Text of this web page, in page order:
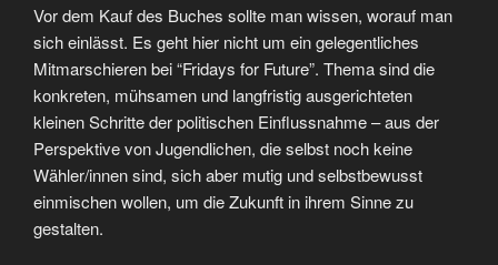
Vor dem Kauf des Buches sollte man wissen, worauf man
sich einlässt. Es geht hier nicht um ein gelegentliches
Mitmarschieren bei “Fridays for Future”. Thema sind die
konkreten, mühsamen und langfristig ausgerichteten
kleinen Schritte der politischen Einflussnahme – aus der
Perspektive von Jugendlichen, die selbst noch keine
Wähler/innen sind, sich aber mutig und selbstbewusst
einmischen wollen, um die Zukunft in ihrem Sinne zu
gestalten.